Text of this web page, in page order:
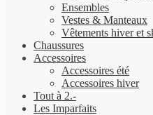
Ensembles
Vestes & Manteaux
Vêtements hiver et
Chaussures
Accessoires
Accessoires été
Accessoires hiver
Tout à 2.-
Les Imparfaits